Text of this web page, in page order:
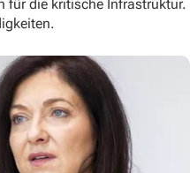
für die kritische Infrastruktur.